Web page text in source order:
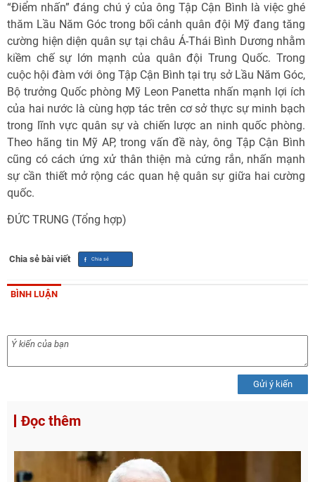
“Điểm nhấn” đáng chú ý của ông Tập Cận Bình là việc ghé
thăm Lầu Năm Góc trong bối cảnh quân đội Mỹ đang tăng
cường hiện diện quân sự tại châu Á-Thái Bình Dương nhằm
kiềm chế sự lớn mạnh của quân đội Trung Quốc. Trong
cuộc hội đàm với ông Tập Cận Bình tại trụ sở Lầu Năm Góc,
Bộ trưởng Quốc phòng Mỹ Leon Panetta nhấn mạnh lợi ích
của hai nước là cùng hợp tác trên cơ sở thực sự minh bạch
trong lĩnh vực quân sự và chiến lược an ninh quốc phòng.
Theo hãng tin Mỹ AP, trong vấn đề này, ông Tập Cận Bình
cũng có cách ứng xử thân thiện mà cứng rắn, nhấn mạnh
sự cần thiết mở rộng các quan hệ quân sự giữa hai cường
quốc.
ĐỨC TRUNG (Tổng hợp)
Chia sẻ bài viết
BÌNH LUẬN
Gửi ý kiến
Đọc thêm